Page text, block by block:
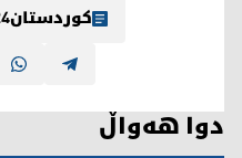
کوردستان24 دیجیتاڵ میدیا
دوا هەواڵ